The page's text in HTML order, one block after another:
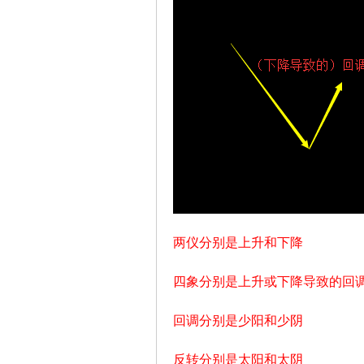
两仪分别是上升和下降
四象分别是上升或下降导致的回
回调分别是少阳和少阴
反转分别是太阳和太阴